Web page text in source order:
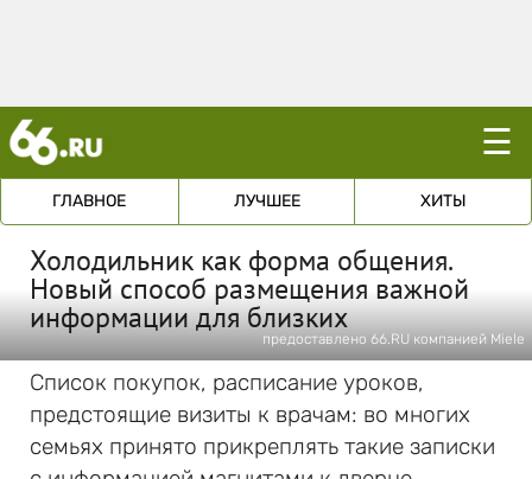
☰
ГЛАВНОЕ ЛУЧШЕЕ ХИТЫ
Холодильник как форма общения.
Новый способ размещения важной
информации для близких
предоставлено 66.RU компанией Miele
Список покупок, расписание уроков,
предстоящие визиты к врачам: во многих
семьях принято прикреплять такие записки